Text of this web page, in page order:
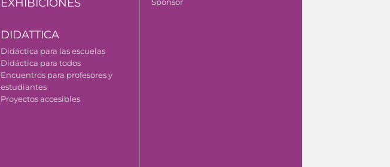
EXHIBICIONES
DIDATTICA
Didáctica para las escuelas
Didáctica para todos
Encuentros para profesores y
estudiantes
Proyectos accesibles